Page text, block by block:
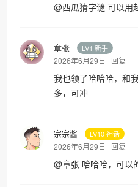
@西瓜猜字谜 可以用
章张 LV1 新手
2026年6月29日 回复
我也领了哈哈哈，和
多，可冲
宗宗酱 LV10 神话
2026年6月29日 回复
@章张 哈哈哈，可以